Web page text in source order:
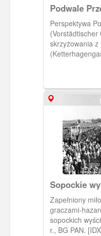
Podwale
Perspektywa
(Vorstädtischer
skrzyżowania z
[IDX:1264,826]
Sopockie
Zapełniony
graczami-
sopockich
r., BG PAN.